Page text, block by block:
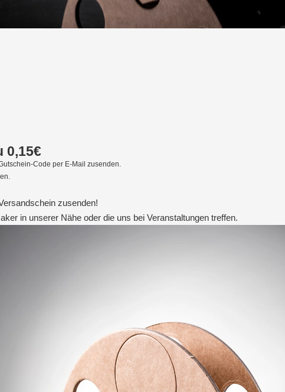
0,15€
Code per E-Mail zusenden.
zusenden!
in unserer Nähe oder die uns bei Veranstaltungen treffen.